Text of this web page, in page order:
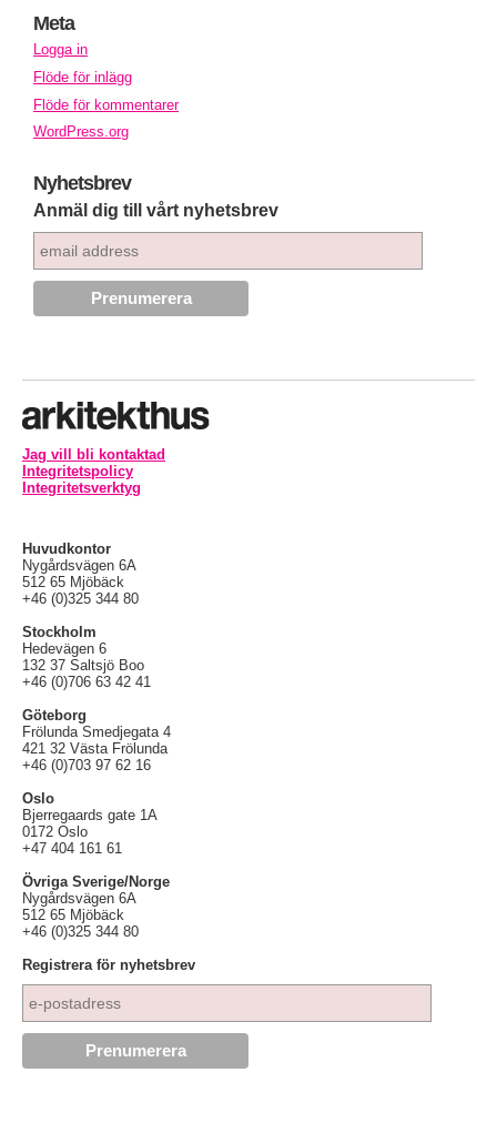
Meta
Logga in
Flöde för inlägg
Flöde för kommentarer
WordPress.org
Nyhetsbrev
Anmäl dig till vårt nyhetsbrev
Jag vill bli kontaktad
Integritetspolicy
Integritetsverktyg
Huvudkontor
Nygårdsvägen 6A
512 65 Mjöbäck
+46 (0)325 344 80
Stockholm
Hedevägen 6
132 37 Saltsjö Boo
+46 (0)706 63 42 41
Göteborg
Frölunda Smedjegata 4
421 32 Västa Frölunda
+46 (0)703 97 62 16
Oslo
Bjerregaards gate 1A
0172 Oslo
+47 404 161 61
Övriga Sverige/Norge
Nygårdsvägen 6A
512 65 Mjöbäck
+46 (0)325 344 80
Registrera för nyhetsbrev